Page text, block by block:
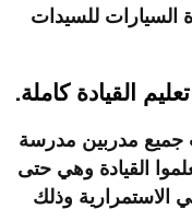
السيارات للسيدات
القيادة كاملة.
جميع مدربين مدرسة
القيادة وهي حتى
الاستمرارية وذلك